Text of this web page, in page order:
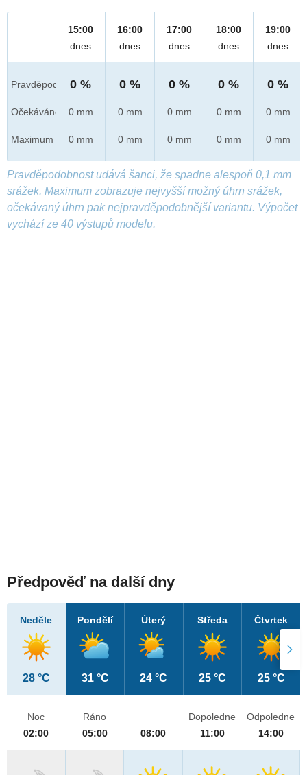
Pravděpod.
Očekáváno
Maximum
15:00
dnes
0 %
0 mm
0 mm
16:00
dnes
0 %
0 mm
0 mm
17:00
dnes
0 %
0 mm
0 mm
18:00
dnes
0 %
0 mm
0 mm
19:00
dnes
0 %
0 mm
0 mm
Pravděpodobnost udává šanci, že spadne alespoň 0,1 mm
srážek. Maximum zobrazuje nejvyšší možný úhrn srážek,
očekávaný úhrn pak nejpravděpodobnější variantu. Výpočet
vychází ze 40 výstupů modelu.
Předpověď na další dny
Neděle
28 °C
Pondělí
31 °C
Úterý
24 °C
Středa
25 °C
Čtvrtek
25 °C
Noc
02:00
Ráno
05:00
08:00
Dopoledne
11:00
Odpoledne
14:00